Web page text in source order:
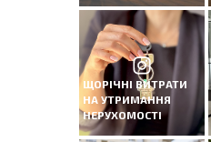
ЩОРІЧНІ ВИТРАТИ
НА УТРИМАННЯ
НЕРУХОМОСТІ